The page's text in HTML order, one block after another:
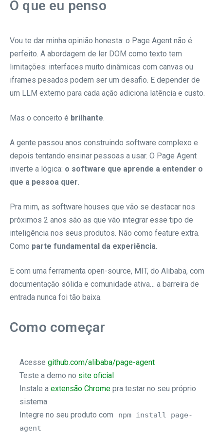
O que eu penso
Vou te dar minha opinião honesta: o Page Agent não é
perfeito. A abordagem de ler DOM como texto tem
limitações: interfaces muito dinâmicas com canvas ou
iframes pesados podem ser um desafio. E depender de
um LLM externo para cada ação adiciona latência e custo.
Mas o conceito é brilhante.
A gente passou anos construindo software complexo e
depois tentando ensinar pessoas a usar. O Page Agent
inverte a lógica: o software que aprende a entender o
que a pessoa quer.
Pra mim, as software houses que vão se destacar nos
próximos 2 anos são as que vão integrar esse tipo de
inteligência nos seus produtos. Não como feature extra.
Como parte fundamental da experiência.
E com uma ferramenta open-source, MIT, do Alibaba, com
documentação sólida e comunidade ativa… a barreira de
entrada nunca foi tão baixa.
Como começar
Acesse github.com/alibaba/page-agent
Teste a demo no site oficial
Instale a extensão Chrome pra testar no seu próprio
sistema
Integre no seu produto com
npm install page-
agent